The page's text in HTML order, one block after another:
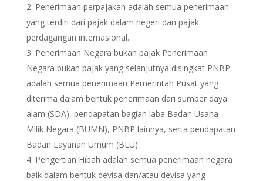
Penerimaan perpajakan adalah semua penerimaan
yang terdiri dari pajak dalam negeri dan pajak
perdagangan internasional.
Penerimaan Negara bukan pajak Penerimaan
Negara bukan pajak yang selanjutnya disingkat PNBP
adalah semua penerimaan Pemerintah Pusat yang
diterima dalam bentuk penerimaan dari sumber daya
alam (SDA), pendapatan bagian laba Badan Usaha
Milik Negara (BUMN), PNBP lainnya, serta pendapatan
Badan Layanan Umum (BLU).
Pengertian Hibah adalah semua penerimaan negara
baik dalam bentuk devisa dan/atau devisa yang